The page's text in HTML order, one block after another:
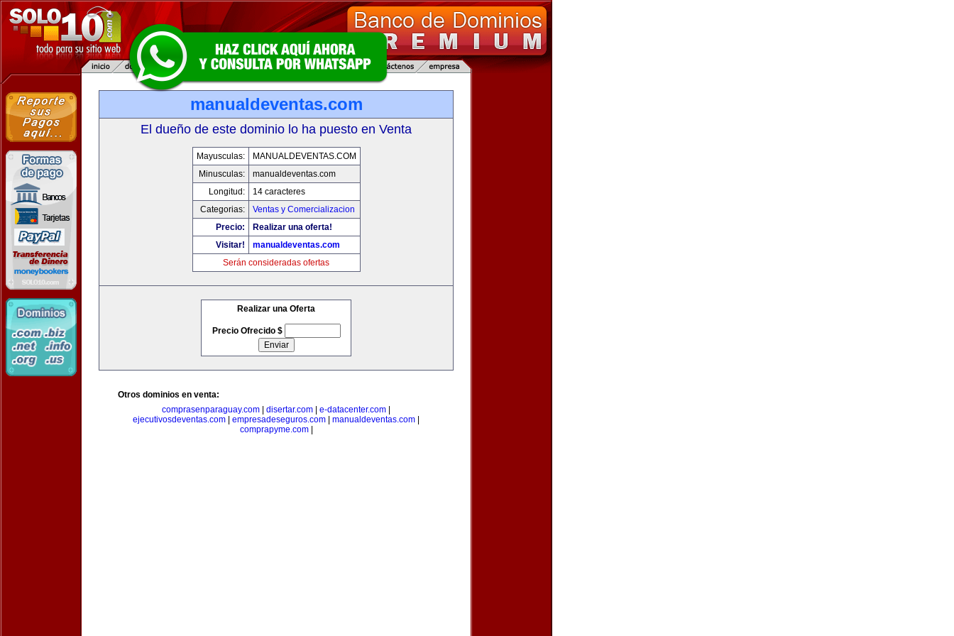
manualdeventas.com
El dueño de este dominio lo ha puesto en Venta
Mayusculas:
MANUALDEVENTAS.COM
Minusculas:
manualdeventas.com
Longitud:
14 caracteres
Categorias:
Ventas y Comercializacion
Precio:
Realizar una oferta!
Visitar!
manualdeventas.com
Serán consideradas ofertas
Realizar una Oferta
Precio Ofrecido $
Otros dominios en venta:
comprasenparaguay.com
disertar.com e-datacenter.com
ejecutivosdeventas.com
empresadeseguros.com manualdeventas.com
comprapyme.com|